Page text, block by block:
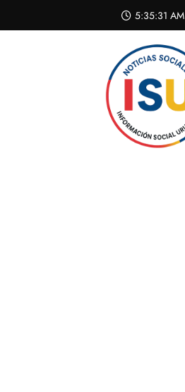
content
5:35:32 AM